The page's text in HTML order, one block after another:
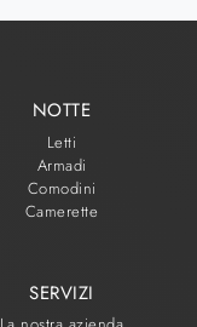
NOTTE
Letti
Armadi
Comodini
Camerette
SERVIZI